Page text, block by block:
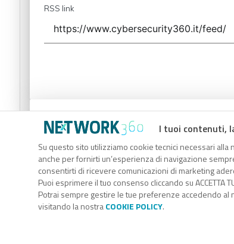
I tuoi contenuti,
Su questo sito utilizziamo cookie tecnici necessari
anche per fornirti un’esperienza di navigazione
consentirti di ricevere comunicazioni di marketing
Puoi esprimere il tuo consenso cliccando su ACCETTA
Potrai sempre gestire le tue preferenze accedendo al
visitando la nostraCOOKIE POLICY.
RSS link
Codice Rss
Clicca sul pulsante per copiare il link RSS
RSS link